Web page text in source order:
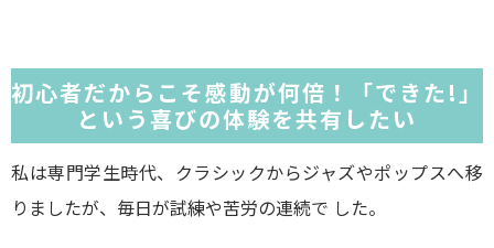
初心者だからこそ感動が何倍！「できた!」
という喜びの体験を共有したい
私は専門学生時代、クラシックからジャズやポップスへ移
りましたが、毎日が試練や苦労の連続で した。